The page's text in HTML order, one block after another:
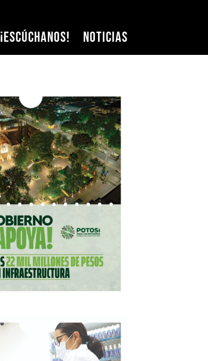
¡Escúchanos! Noticias